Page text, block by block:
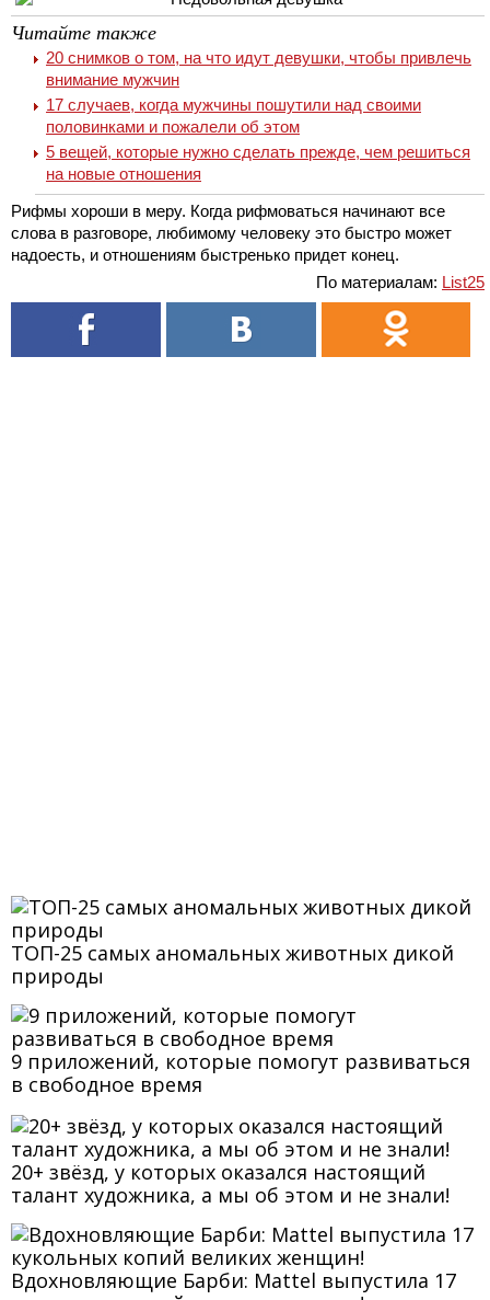
Читайте также
20 снимков о том, на что идут девушки, чтобы привлечь
внимание мужчин
17 случаев, когда мужчины пошутили над своими
половинками и пожалели об этом
5 вещей, которые нужно сделать прежде, чем решиться
на новые отношения
Рифмы хороши в меру. Когда рифмоваться начинают все
слова в разговоре, любимому человеку это быстро может
надоесть, и отношениям быстренько придет конец.
По материалам: List25
ТОП-25 самых аномальных животных дикой
природы
9 приложений, которые помогут развиваться
в свободное время
20+ звёзд, у которых оказался настоящий
талант художника, а мы об этом и не знали!
Вдохновляющие Барби: Mattel выпустила 17